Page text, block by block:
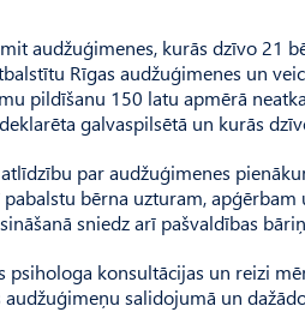
audžuģimenes, kurās dzīvo 21
Rīgas audžuģimenes un
pildīšanu 150 latu apmērā
galvaspilsētā un kurās
par audžuģimenes
bērna uzturam,
sniedz arī pašvaldības
psihologa konsultācijas un reizi
salidojumā un